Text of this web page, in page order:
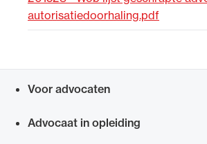
autorisatiedoorhaling.pdf
Voor advocaten
Advocaat in opleiding
Uitgelicht